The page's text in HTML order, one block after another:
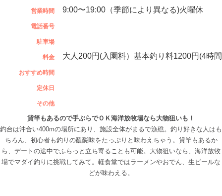
営業時間 9:00〜19:00（季節により異なる)火曜休
電話番号
駐車場
料金 大人200円(入園料）基本釣り料1200円(4時
おすすめ時間
定休日
その他
貸竿もあるので手ぶらでＯＫ海洋放牧場なら大物狙いも！
釣台は沖合い400mの場所にあり、施設全体がまるで漁礁。釣り好きな人はも
ちろん、初心者も釣りの醍醐味をたっぷりと味わえちゃう。貸竿もあるか
ら、デートの途中でふらっと立ち寄ることも可能。大物狙いなら、海洋放牧
場でマダイ釣りに挑戦してみて。軽食堂ではラーメンやおでん、生ビールな
どが味わえる。